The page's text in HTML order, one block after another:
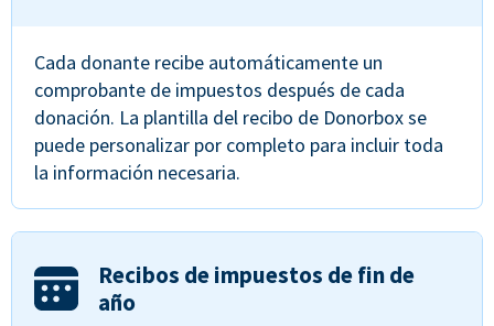
Cada donante recibe automáticamente un
comprobante de impuestos después de cada
donación. La plantilla del recibo de Donorbox se
puede personalizar por completo para incluir toda
la información necesaria.
Recibos de impuestos de fin de
año